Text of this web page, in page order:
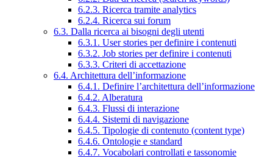
6.2.3. Ricerca tramite analytics
6.2.4. Ricerca sui forum
6.3. Dalla ricerca ai bisogni degli utenti
6.3.1. User stories per definire i contenuti
6.3.2. Job stories per definire i contenuti
6.3.3. Criteri di accettazione
6.4. Architettura dell’informazione
6.4.1. Definire l’architettura dell’informazione
6.4.2. Alberatura
6.4.3. Flussi di interazione
6.4.4. Sistemi di navigazione
6.4.5. Tipologie di contenuto (content type)
6.4.6. Ontologie e standard
6.4.7. Vocabolari controllati e tassonomie